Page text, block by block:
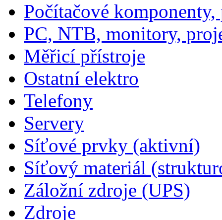
Počítačové
PC, NTB, monitory,
Měřicí přístroje
Ostatní elektro
Telefony
Servery
Síťové prvky (aktivní)
Síťový materiál
Záložní zdroje (UPS)
Zdroje